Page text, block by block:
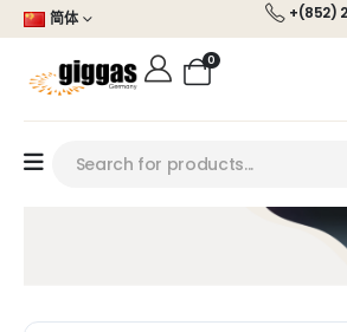
简体 +(852)
0